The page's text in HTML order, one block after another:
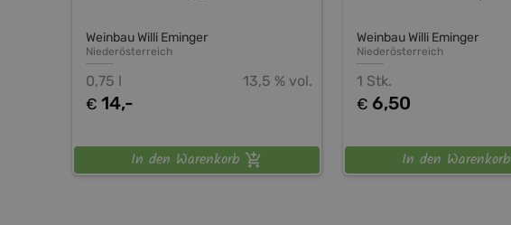
Weinbau Willi Eminger
Niederösterreich
13,5 % vol.
0,75 l
€ 14,-
In den Warenkorb
Weinbau Willi Eminger
Niederösterreich
1 Stk.
€ 6,50
In den Warenkorb